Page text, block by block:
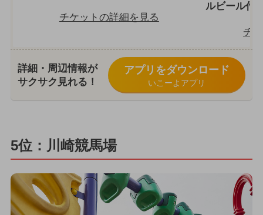
チケットの詳細を見る
ルビール付
チ
詳細・周辺情報が
サクサク見れる！
アプリをダウンロード
いこーよアプリ
5位：川崎競馬場